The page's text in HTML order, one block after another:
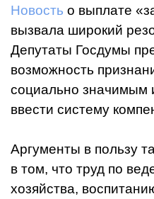
Новость о выплате
вызвала широкий
Депутаты Госдумы
возможность
социально значимым
ввести систему
Аргументы в пользу
в том, что труд по
хозяйства,